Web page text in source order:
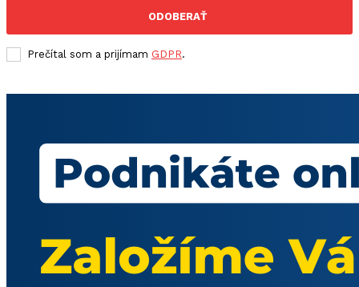
ODOBERAŤ
Prečítal som a prijímam GDPR.